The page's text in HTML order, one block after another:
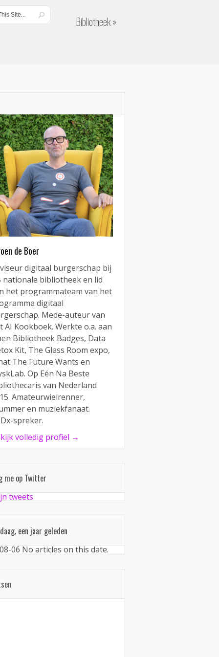
Bibliotheek
de Boer
digitaal burgerschap bij
nationale bibliotheek en lid
het programmateam van het
digitaal
Mede-auteur van
AI Kookboek. Werkte o.a. aan
Bibliotheek Badges, Data
Kit, The Glass Room expo,
The Future Wants en
Op Eén Na Beste
van Nederland
Amateurwielrenner,
en muziekfanaat.
spreker.
volledig profiel →
me op Twitter
tweets
een jaar geleden
06 No articles on this date.